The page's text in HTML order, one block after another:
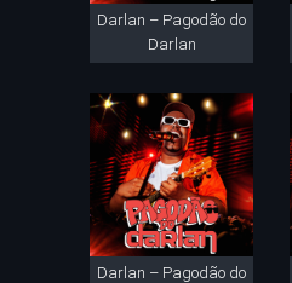
Darlan – Pagodão do
Darlan
Darlan – Pagodão do